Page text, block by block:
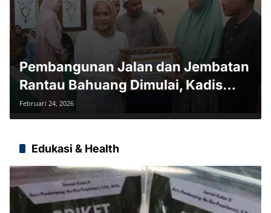
Pembangunan Jalan dan Jembatan
Rantau Bahuang Dimulai, Kadis
PUPR Pastikan Progres
Februari 24, 2026
Edukasi & Health